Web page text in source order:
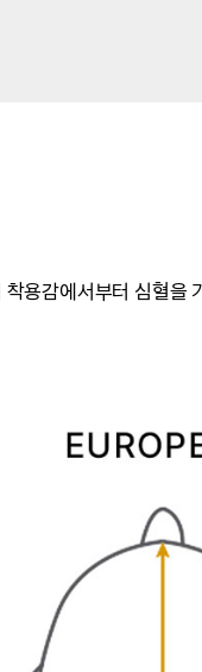
착용감에서부터 심혈을